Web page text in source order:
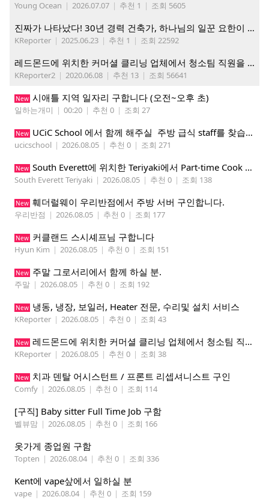
Young Ocean | 2026.07.07 | 추천 1 | 조회 5605
진짜가 나타났다! 30년 경력 건축가, 하나님의 일꾼 요한이 책임 시공합니다.
KReporter | 2025.06.23 | 추천 1 | 조회 22592
레드몬드에 위치한 커머셜 클리닝 업체에서 청소팀 직원을 모집합니다.
KReporter2 | 2020.06.08 | 추천 13 | 조회 56641
New 시애틀 지역 일자리 구합니다 (오전~오후 초)
일하는개미 | 00:20 | 추천 0 | 조회 27
New UCiC School 에서 함께 해주실 주방 급식 staff를 찾습니다.
ucicschool | 2026.08.05 | 추천 0 | 조회 271
New South Everett에 위치한 Teriyaki에서 Part-time Cook Helper 구합니다. Mon-Sat, 4:00 pm-8:30 pm
South Everett Teriyaki | 2026.08.05 | 추천 0 | 조회 138
New 훼더럴웨이 우리반점에서 주방 서버 구인합니다.
우리반점 | 2026.08.05 | 추천 0 | 조회 177
New 커클랜드 스시셰프님 구합니다
Hyun Kim | 2026.08.05 | 추천 0 | 조회 151
New 주말 그로서리에서 함께 하실 분.
주말 | 2026.08.05 | 추천 0 | 조회 192
New 냉동, 냉장, 보일러, Heater 전문, 수리및 설치 서비스
KReporter | 2026.08.05 | 추천 0 | 조회 43
New 레드몬드에 위치한 커머셜 클리닝 업체에서 청소팀 직원을 모집합니다.
KReporter | 2026.08.05 | 추천 0 | 조회 38
New 치과 덴탈 어시스턴트 / 프론트 리셉셔니스트 구인
Comfy | 2026.08.05 | 추천 0 | 조회 114
[구직] Baby sitter Full Time Job 구함
벨뷰맘 | 2026.08.05 | 추천 0 | 조회 166
옷가게 종업원 구함
Topten | 2026.08.04 | 추천 0 | 조회 336
Kent에 vape샆에서 일하실 분
vape | 2026.08.04 | 추천 0 | 조회 159